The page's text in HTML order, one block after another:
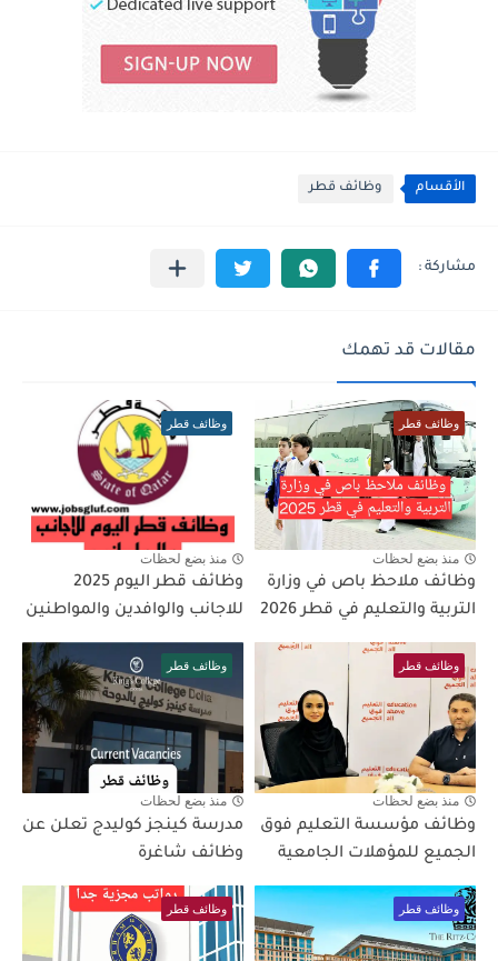
الأقسام وظائف قطر
مقالات قد تهمك
وظائف قطر
منذ بضع لحظات
وظائف ملاحظ باص في وزارة
التربية والتعليم في قطر 2026
وظائف قطر
منذ بضع لحظات
وظائف قطر اليوم 2025
للاجانب والوافدين والمواطنين
وظائف قطر
منذ بضع لحظات
وظائف مؤسسة التعليم فوق
الجميع للمؤهلات الجامعية
وظائف قطر
منذ بضع لحظات
مدرسة كينجز كوليدج تعلن عن
وظائف شاغرة
وظائف قطر وظائف قطر